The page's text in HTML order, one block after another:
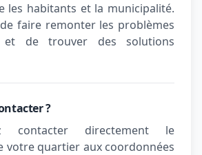
les habitants et la municipalité.
faire remonter les problèmes
de trouver des solutions
?
contacter directement le
votre quartier aux coordonnées